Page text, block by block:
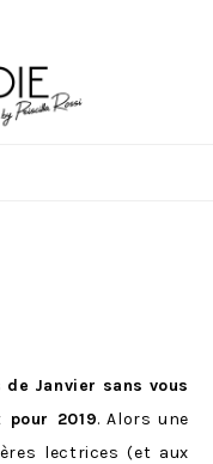
Janvier sans vous
2019. Alors une
lectrices (et aux